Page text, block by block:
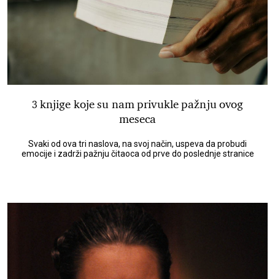
3 knjige koje su nam privukle pažnju ovog
meseca
Svaki od ova tri naslova, na svoj način, uspeva da probudi
emocije i zadrži pažnju čitaoca od prve do poslednje stranice